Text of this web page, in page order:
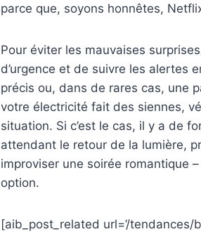
parce que, soyons honnêtes,
Pour éviter les mauvaises
d’urgence et de suivre les alertes
précis ou, dans de rares cas, une
votre électricité fait des siennes,
situation. Si c’est le cas, il y a de
attendant le retour de la lumière,
improviser une soirée romantique
option.
[aib_post_related url=’/